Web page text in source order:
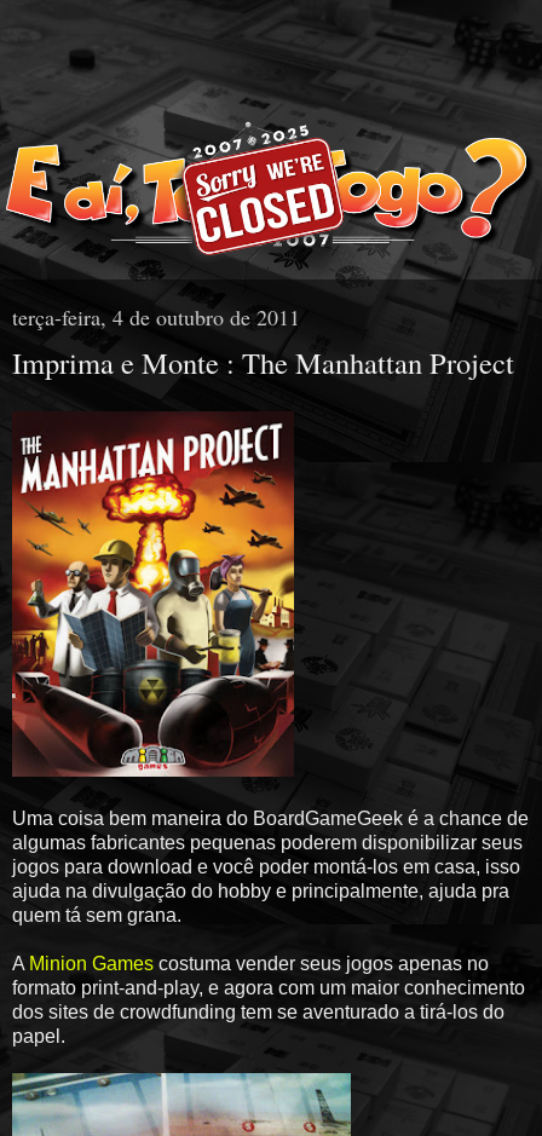
terça-feira, 4 de outubro de 2011
Imprima e Monte : The Manhattan Project
Uma coisa bem maneira do BoardGameGeek é a chance de
algumas fabricantes pequenas poderem disponibilizar seus
jogos para download e você poder montá-los em casa, isso
ajuda na divulgação do hobby e principalmente, ajuda pra
quem tá sem grana.
A Minion Games costuma vender seus jogos apenas no
formato print-and-play, e agora com um maior conhecimento
dos sites de crowdfunding tem se aventurado a tirá-los do
papel.